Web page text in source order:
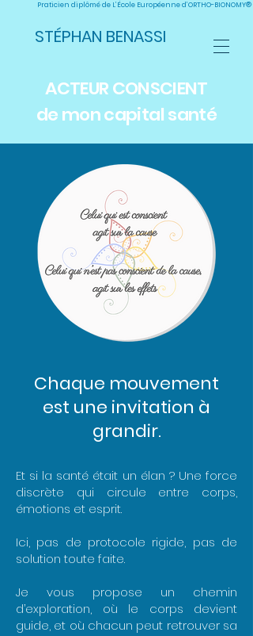
Praticien diplômé de L’École Européenne d’ORTHO-BIONOMY®
STÉPHAN BENASSI
ACTEURCONSCIENT
de mon capital santé
Chaque mouvement
est une invitation à
grandir.
Et si la santé était un élan ? Une force
discrète qui circule entre corps,
émotions et esprit.
Ici, pas de protocole rigide, pas de
solution toute faite.
Je vous propose un chemin
d’exploration, où le corps devient
guide, et où chacun peut retrouver sa